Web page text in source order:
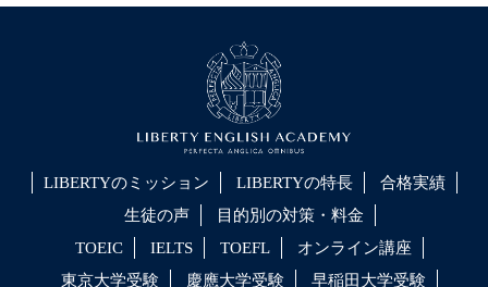
LIBERTYのミッション LIBERTYの特長
合格実績
生徒の声
目的別の対策・料金
TOEIC
IELTS TOEFL
オンライン講座
東京大学受験
慶應大学受験 早稲田大学受験